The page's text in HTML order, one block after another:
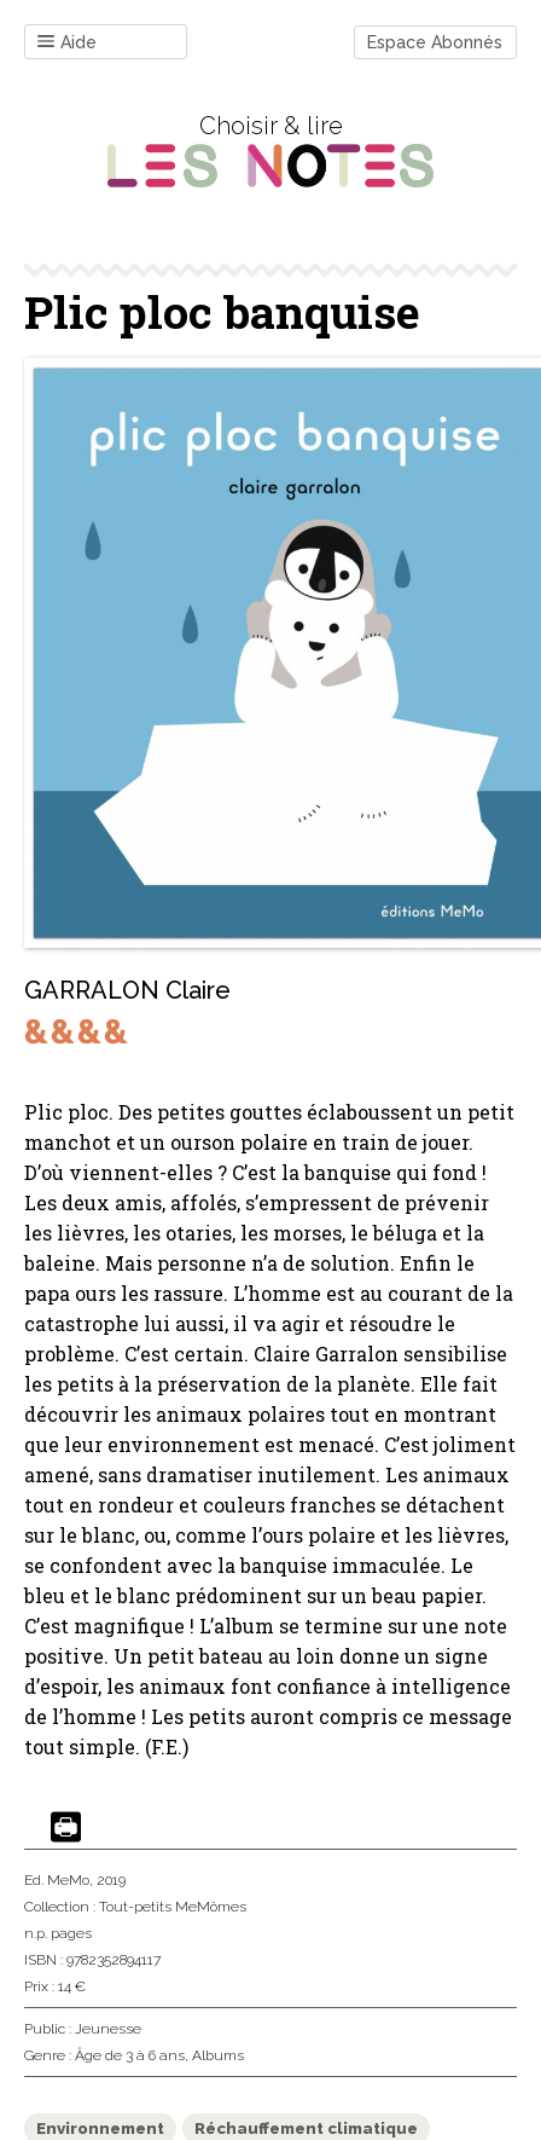
Aide Espace Abonnés
Choisir & lire
Plic ploc banquise
GARRALON Claire
Plic ploc. Des petites gouttes éclaboussent un petit
manchot et un ourson polaire en train de jouer.
D’où viennent-elles ? C’est la banquise qui fond !
Les deux amis, affolés, s’empressent de prévenir
les lièvres, les otaries, les morses, le béluga et la
baleine. Mais personne n’a de solution. Enfin le
papa ours les rassure. L’homme est au courant de la
catastrophe lui aussi, il va agir et résoudre le
problème. C’est certain. Claire Garralon sensibilise
les petits à la préservation de la planète. Elle fait
découvrir les animaux polaires tout en montrant
que leur environnement est menacé. C’est joliment
amené, sans dramatiser inutilement. Les animaux
tout en rondeur et couleurs franches se détachent
sur le blanc, ou, comme l’ours polaire et les lièvres,
se confondent avec la banquise immaculée. Le
bleu et le blanc prédominent sur un beau papier.
C’est magnifique ! L’album se termine sur une note
positive. Un petit bateau au loin donne un signe
d’espoir, les animaux font confiance à intelligence
de l’homme ! Les petits auront compris ce message
tout simple. (F.E.)
Ed. MeMo , 2019
Collection : Tout-petits MeMômes
n.p. pages
ISBN : 9782352894117
Prix : 14 €
Public : Jeunesse
Genre : Âge de 3 à 6 ans Albums
Environnement Réchauffement climatique